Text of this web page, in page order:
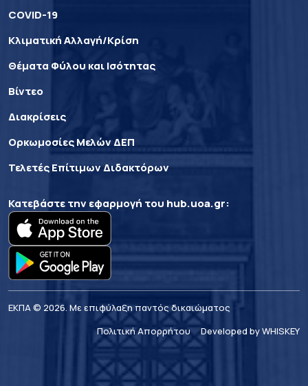
COVID-19
Κλιματική Αλλαγή/Κρίση
Θέματα Φύλου και Ισότητας
Βίντεο
Διακρίσεις
Ορκωμοσίες Μελών ΔΕΠ
Τελετές Επίτιμων Διδακτόρων
Κατεβάστε την εφαρμογή του hub.uoa.gr:
ΕΚΠΑ © 2026. Με επιφύλαξη παντός δικαιώματος
Πολιτική Απορρήτου
Developed by WHISKEY